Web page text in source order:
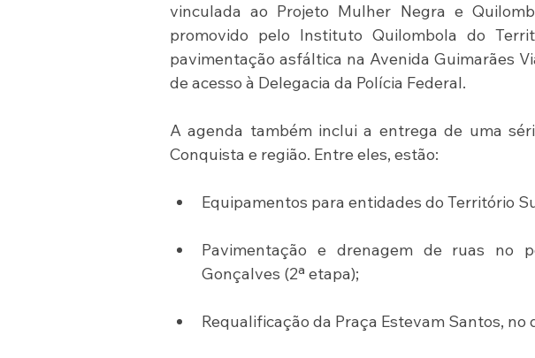
vinculada ao Projeto Mulher Negra e
promovido pelo Instituto Quilombola do
pavimentação asfáltica na Avenida Guimarães
de acesso à Delegacia da Polícia Federal.
A agenda também inclui a entrega de uma
Conquista e região. Entre eles, estão:
Equipamentos para entidades do Território
Pavimentação e drenagem de ruas no
Gonçalves (2ª etapa);
Requalificação da Praça Estevam Santos, no